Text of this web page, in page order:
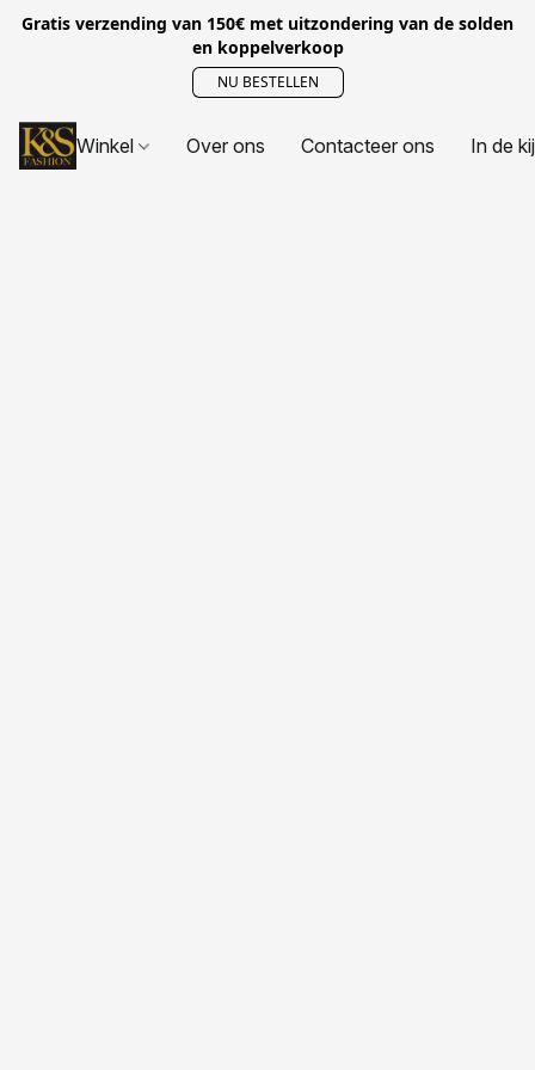
Gratis verzending van 150€ met uitzondering van de solden
en koppelverkoop
NU BESTELLEN
Winkel Over ons Contacteer ons In de